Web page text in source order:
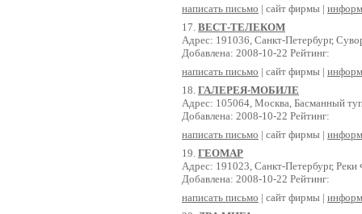
написать письмо | сайт фирмы |
17. ВЕСТ-ТЕЛЕКОМ
Адрес: 191036, Санкт-Петербург,
Добавлена: 2008-10-22 Рейтинг:
написать письмо | сайт фирмы |
18. ГАЛЕРЕЯ-МОБИЛЕ
Адрес: 105064, Москва, Басманный
Добавлена: 2008-10-22 Рейтинг:
написать письмо | сайт фирмы |
19. ГЕОМАР
Адрес: 191023, Санкт-Петербург,
Добавлена: 2008-10-22 Рейтинг:
написать письмо | сайт фирмы |